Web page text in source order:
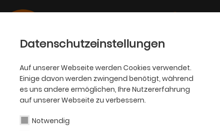
Datenschutzeinstellungen
Auf unserer Webseite werden Cookies verwendet.
Einige davon werden zwingend benötigt, während
es uns andere ermöglichen, Ihre Nutzererfahrung
auf unserer Webseite zu verbessern.
Notwendig
BALLETT, OPER
Mark Hoskins